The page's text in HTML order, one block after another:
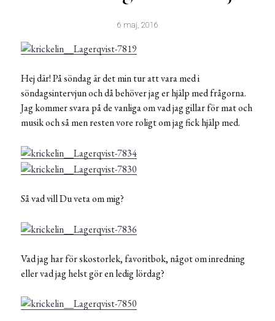
6 maj, 2016
Hej där! På söndag är det min tur att vara med i
söndagsintervjun och då behöver jag er hjälp med frågorna.
Jag kommer svara på de vanliga om vad jag gillar för mat och
musik och så men resten vore roligt om jag fick hjälp med.
Så vad vill Du veta om mig?
Vad jag har för skostorlek, favoritbok, något om inredning
eller vad jag helst gör en ledig lördag?